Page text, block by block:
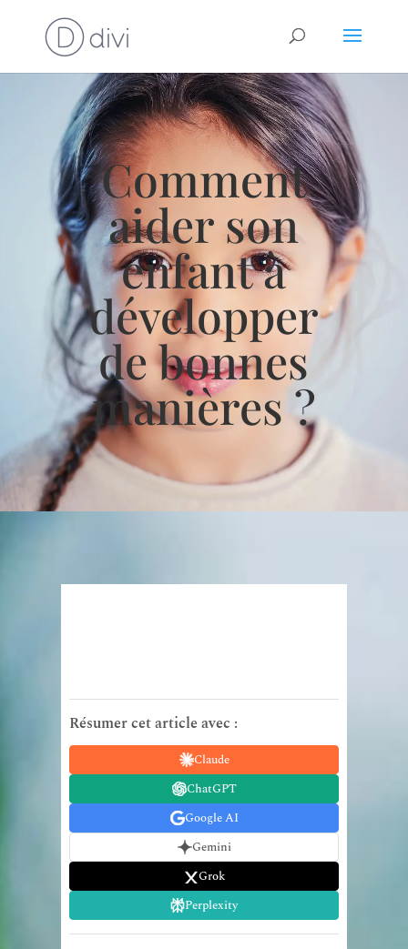
Comment
aider son
enfant à
développer
de bonnes
manières ?
Résumer cet article avec :
Claude
ChatGPT
Google AI
Gemini
Grok
Perplexity